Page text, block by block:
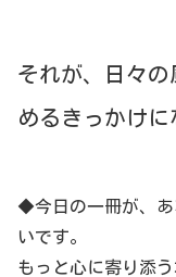
それが、日々
めるきっかけに
◆今日の一冊が、あ
いです。
もっと心に寄り添